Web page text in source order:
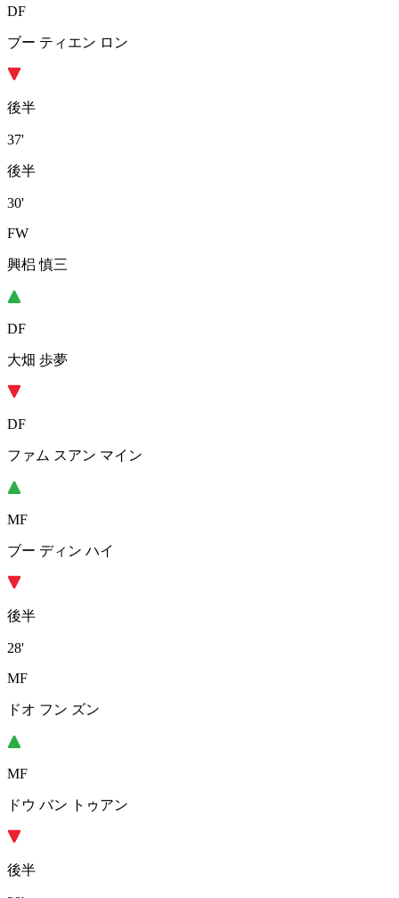
DF
ブー ティエン ロン
後半
37'
後半
30'
FW
興梠 慎三
DF
大畑 歩夢
DF
ファム スアン マイン
MF
ブー ディン ハイ
後半
28'
MF
ドオ フン ズン
MF
ドウ バン トゥアン
後半